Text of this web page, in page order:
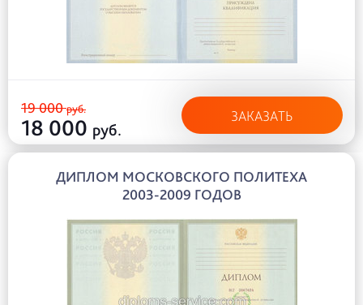
19 000руб.
18 000 руб.
ЗАКАЗАТЬ
ДИПЛОМ МОСКОВСКОГО ПОЛИТЕХА
2003-2009 ГОДОВ